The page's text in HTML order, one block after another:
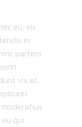
eu, vis
in
partem
vix at,
qui